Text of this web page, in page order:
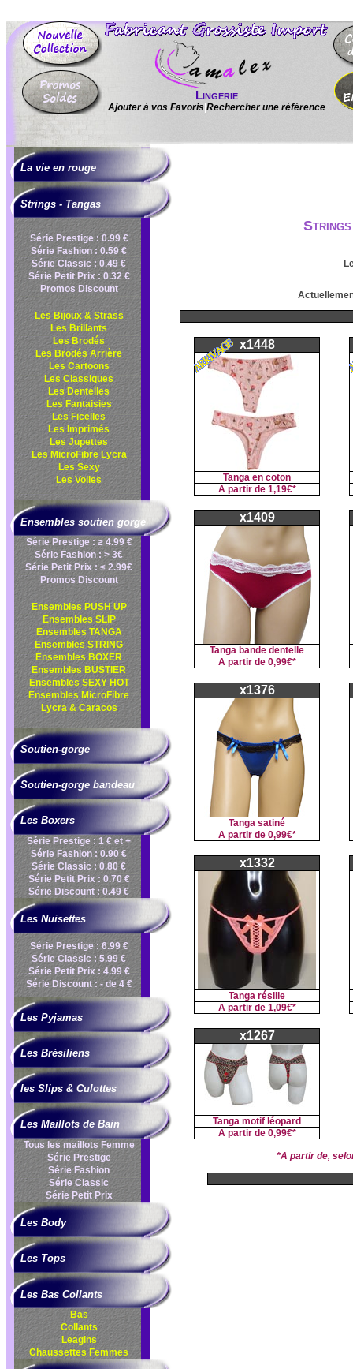
Lingerie
Ajouter à vos Favoris Rechercher une référence
La vie en rouge
Strings - Tangas
Série Prestige : 0.99 €
Série Fashion : 0.59 €
Série Classic : 0.49 €
Série Petit Prix : 0.32 €
Promos Discount
Les Bijoux & Strass
Les Brillants
Les Brodés
Les Brodés Arrière
Les Cartoons
Les Classiques
Les Dentelles
Les Fantaisies
Les Ficelles
Les Imprimés
Les Jupettes
Les MicroFibre Lycra
Les Sexy
Les Voiles
Ensembles soutien gorge
Série Prestige : ≥ 4.99 €
Série Fashion : > 3€
Série Petit Prix : ≤ 2.99€
Promos Discount
Ensembles PUSH UP
Ensembles SLIP
Ensembles TANGA
Ensembles STRING
Ensembles BOXER
Ensembles BUSTIER
Ensembles SEXY HOT
Ensembles MicroFibre
Lycra & Caracos
Soutien-gorge
Soutien-gorge bandeau
Les Boxers
Série Prestige : 1 € et +
Série Fashion : 0.90 €
Série Classic : 0.80 €
Série Petit Prix : 0.70 €
Série Discount : 0.49 €
Les Nuisettes
Série Prestige : 6.99 €
Série Classic : 5.99 €
Série Petit Prix : 4.99 €
Série Discount : - de 4 €
Les Pyjamas
Les Brésiliens
les Slips & Culottes
Les Maillots de Bain
Tous les maillots Femme
Série Prestige
Série Fashion
Série Classic
Série Petit Prix
Les Body
Les Tops
Les Bas Collants
Bas
Collants
Leagins
Chaussettes Femmes
Strings
x1448
Tanga en coton
A partir de 1,19€*
x1409
Tanga bande dentelle
A partir de 0,99€*
x1376
Tanga satiné
A partir de 0,99€*
x1332
Tanga résille
A partir de 1,09€*
x1267
Tanga motif léopard
A partir de 0,99€*
*A partir de,